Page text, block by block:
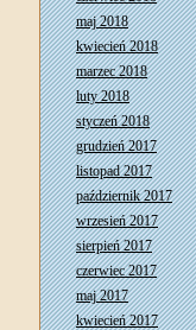
maj 2018
kwiecień 2018
marzec 2018
luty 2018
styczeń 2018
grudzień 2017
listopad 2017
październik 2017
wrzesień 2017
sierpień 2017
czerwiec 2017
maj 2017
kwiecień 2017